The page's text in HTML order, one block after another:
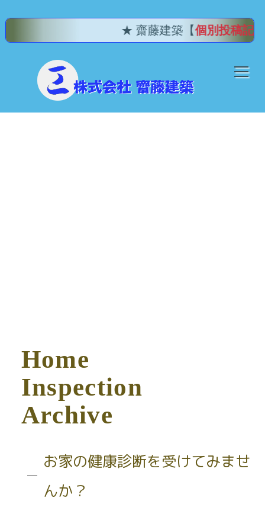
★ 齋藤建築【個別投稿記事：
Home
Inspection
Archive
お家の健康診断を受けてみませ
んか？